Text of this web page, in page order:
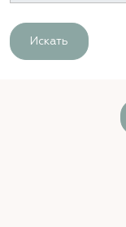
Искать